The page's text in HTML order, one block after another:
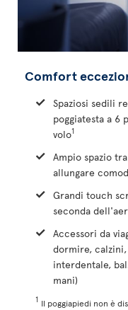
Comfort
Spaziosi sedili
poggiatesta a 6
volo1
Ampio spazio
allungare
Grandi touch
seconda
Accessori da
dormire,
interdentale,
mani)
1 Il poggiapiedi non è